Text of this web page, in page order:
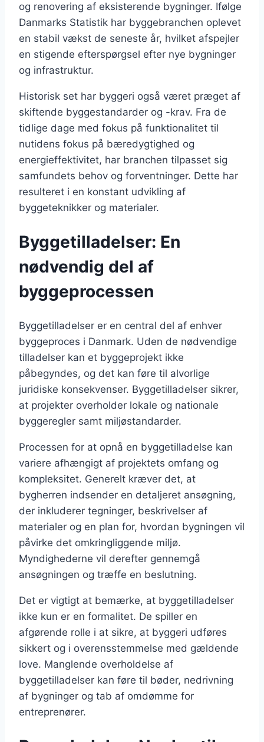
og renovering af eksisterende bygninger. Ifølge
Danmarks Statistik har byggebranchen oplevet
en stabil vækst de seneste år, hvilket afspejler
en stigende efterspørgsel efter nye bygninger
og infrastruktur.
Historisk set har byggeri også været præget af
skiftende byggestandarder og -krav. Fra de
tidlige dage med fokus på funktionalitet til
nutidens fokus på bæredygtighed og
energieffektivitet, har branchen tilpasset sig
samfundets behov og forventninger. Dette har
resulteret i en konstant udvikling af
byggeteknikker og materialer.
Byggetilladelser: En
nødvendig del af
byggeprocessen
Byggetilladelser er en central del af enhver
byggeproces i Danmark. Uden de nødvendige
tilladelser kan et byggeprojekt ikke
påbegyndes, og det kan føre til alvorlige
juridiske konsekvenser. Byggetilladelser sikrer,
at projekter overholder lokale og nationale
byggeregler samt miljøstandarder.
Processen for at opnå en byggetilladelse kan
variere afhængigt af projektets omfang og
kompleksitet. Generelt kræver det, at
bygherren indsender en detaljeret ansøgning,
der inkluderer tegninger, beskrivelser af
materialer og en plan for, hvordan bygningen vil
påvirke det omkringliggende miljø.
Myndighederne vil derefter gennemgå
ansøgningen og træffe en beslutning.
Det er vigtigt at bemærke, at byggetilladelser
ikke kun er en formalitet. De spiller en
afgørende rolle i at sikre, at byggeri udføres
sikkert og i overensstemmelse med gældende
love. Manglende overholdelse af
byggetilladelser kan føre til bøder, nedrivning
af bygninger og tab af omdømme for
entreprenører.